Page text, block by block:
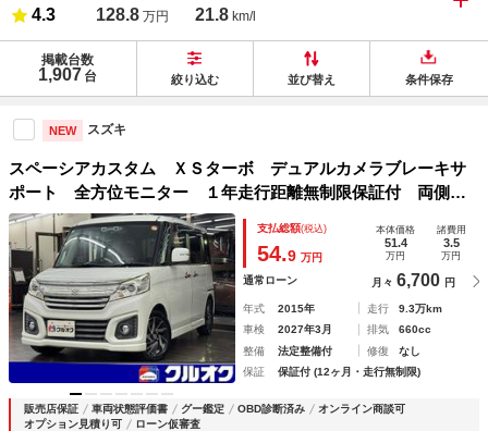
4.3 128.8 万円 21.8 km/l
掲載台数
1,907 台 絞り込む 並び替え 条件保存
NEW スズキ
スペーシアカスタム ＸＳターボ デュアルカメラブレーキサ
ポート 全方位モニター １年走行距離無制限保証付 両側電
動スライドドア ナビ／フルセグＴＶ／Ｂｌｕｅｔｏｏｔｈ／
ＵＳＢ／ＤＶＤ スマートキー レーンアシスト ＨＩＤヘッ
ドライト
支払総額(税込)
54.9 万円
本体価格
51.4
万円
諸費用
3.5
万円
通常ローン 月々 6,700 円
年式 2015年 走行
9.3万km
車検
2027年3月 排気
660cc
整備
法定整備付 修復
なし
保証
保証付 (12ヶ月・走行無制限)
販売店保証 車両状態評価書 グー鑑定 OBD診断済み
オンライン商談可
オプション見積り可
ローン仮審査